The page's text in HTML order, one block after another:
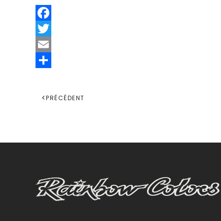
Facebook
Twitter
Email
PRÉCÉDENT